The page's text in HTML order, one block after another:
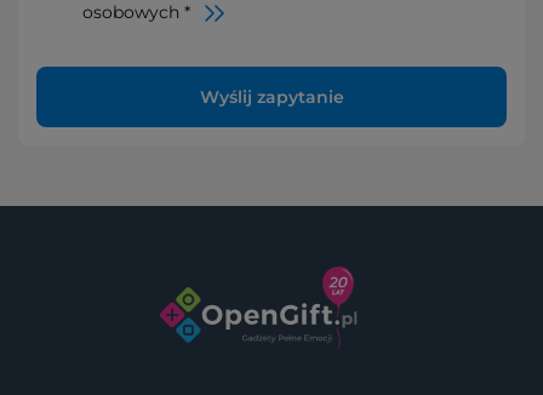
osobowych *
Wyślij zapytanie